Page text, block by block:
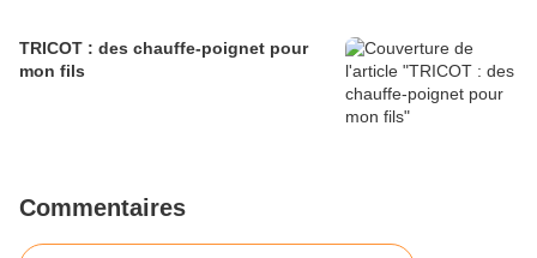
TRICOT : des chauffe-poignet pour
mon fils
Commentaires